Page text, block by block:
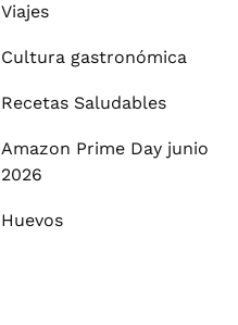
Viajes
Cultura gastronómica
Recetas Saludables
Amazon Prime Day junio
2026
Huevos